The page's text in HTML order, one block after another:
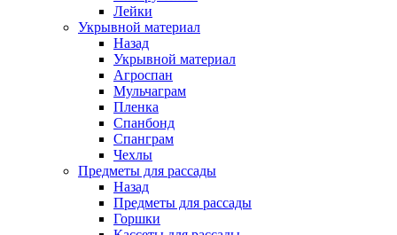
Лейки
Укрывной материал
Назад
Укрывной материал
Агроспан
Мульчаграм
Пленка
Спанбонд
Спанграм
Чехлы
Предметы для рассады
Назад
Предметы для рассады
Горшки